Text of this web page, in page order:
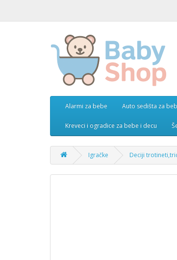
Alarmi za bebe Auto sedišta za
Kreveci i ogradice za bebe i decu
Igračke Deciji